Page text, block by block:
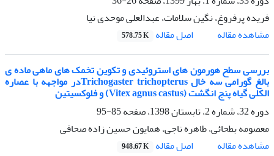
فریده پرفروغ، نگین سلامات، عبدالعلی موحدی نیا
مشاهده مقاله
اصل مقاله 578.75 K
بررسی سطح هورمون های استروئیدی و تکوین تخمک های ماهی ماده ی
بالغ گورامی سه خال Trichogaster trichopterusدر مواجهه با عصاره
الکلی گیاه پنج انگشت (Vitex agnus castus) و فلوکسیتین
دوره 32، شماره 2، تابستان 1398، صفحه
85-95
معصومه بطحائی، طاهره ناجی، همایون حسین زاده صحافی
مشاهده مقاله
اصل مقاله 948.67 K